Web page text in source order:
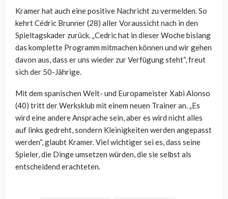
Kramer hat auch eine positive Nachricht zu vermelden. So
kehrt Cédric Brunner (28) aller Voraussicht nach in den
Spieltagskader zurück. „Cedric hat in dieser Woche bislang
das komplette Programm mitmachen können und wir gehen
davon aus, dass er uns wieder zur Verfügung steht“, freut
sich der 50-Jährige.
Mit dem spanischen Welt- und Europameister Xabi Alonso
(40) tritt der Werksklub mit einem neuen Trainer an. „Es
wird eine andere Ansprache sein, aber es wird nicht alles
auf links gedreht, sondern Kleinigkeiten werden angepasst
werden“, glaubt Kramer. Viel wichtiger sei es, dass seine
Spieler, die Dinge umsetzen würden, die sie selbst als
entscheidend erachteten.